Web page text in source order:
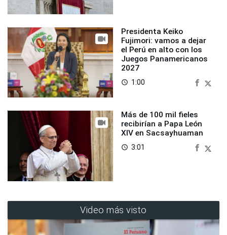
Presidenta Keiko
Fujimori: vamos a dejar
el Perú en alto con los
Juegos Panamericanos
2027
access_time 1:00
Más de 100 mil fieles
recibirían a Papa León
XIV en Sacsayhuaman
access_time 3:01
Video más visto